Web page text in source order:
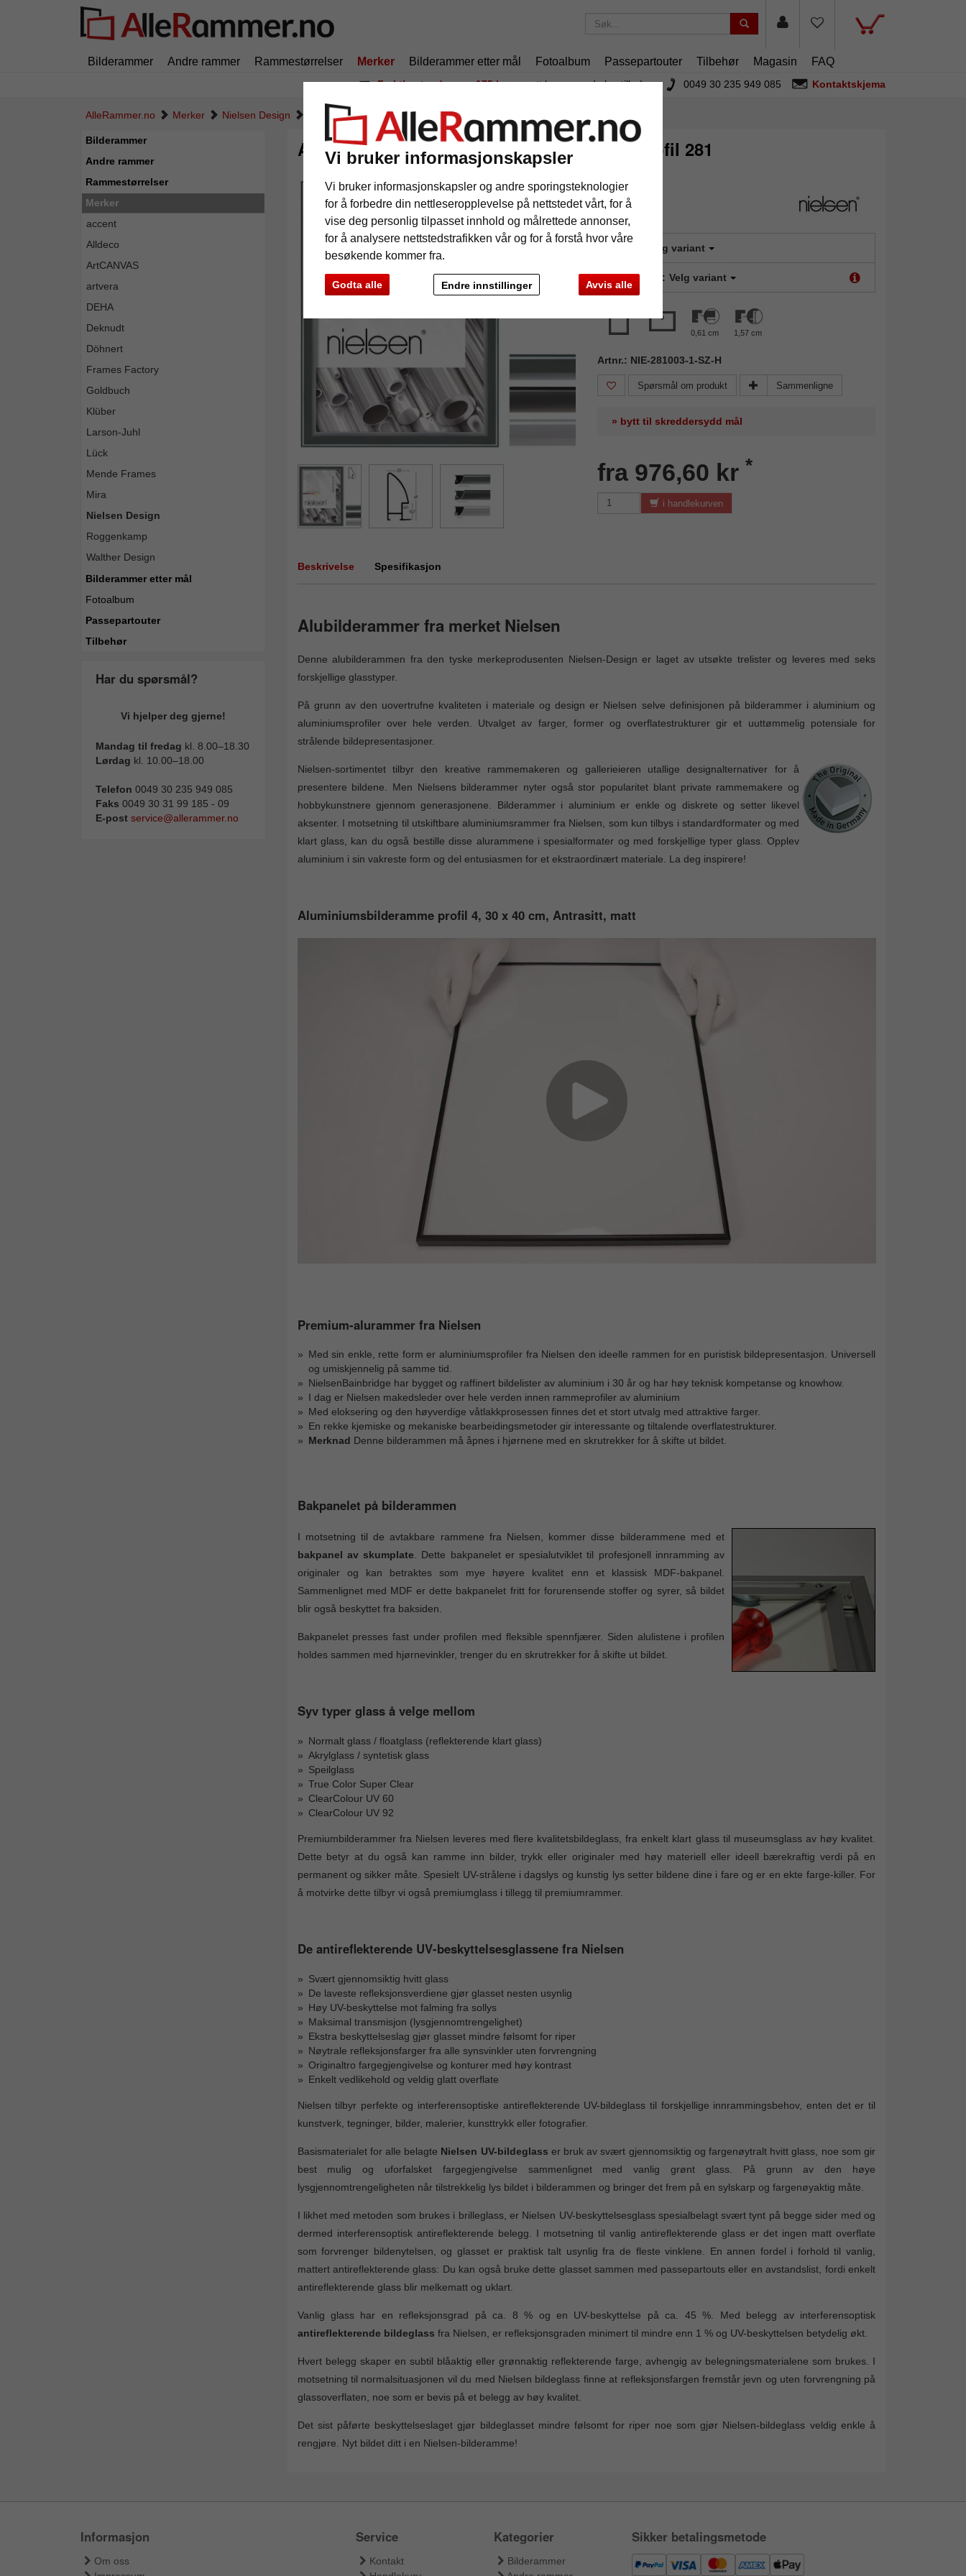
Vi bruker informasjonskapsler
Vi bruker informasjonskapsler og andre sporingsteknologier
for å forbedre din nettleseropplevelse på nettstedet vårt, for å
vise deg personlig tilpasset innhold og målrettede annonser,
for å analysere nettstedstrafikken vår og for å forstå hvor våre
besøkende kommer fra.
Godta alle Avvis alle
Endre innstillinger
Bilderammer Andre rammer Rammestørrelser Merker Bilderammer etter mål Fotoalbum Passepartouter Tilbehør Magasin FAQ
Fraktkostnadene er 175 kruansett hvor mye du bestiller! 0049 30 235 949 085 Kontaktskjema
AlleRammer.no Merker Nielsen Design Aluminiumsbilderamme spesialtilpasset, profil 281
Bilderammer
Andre rammer
Rammestørrelser
Merker
accent
Alldeco
ArtCANVAS
artvera
DEHA
Deknudt
Döhnert
Frames Factory
Goldbuch
Klüber
Larson-Juhl
Lück
Mende Frames
Mira
Nielsen Design
Roggenkamp
Walther Design
Bilderammer etter mål
Fotoalbum
Passepartouter
Tilbehør
Har du spørsmål?
Vi hjelper deg gjerne!
Mandag til fredag kl. 8.00–18.30
Lørdag kl. 10.00–18.00
Telefon 0049 30 235 949 085
Faks 0049 30 31 99 185 - 09
E-post service@allerammer.no
Aluminiumsbilderamme spesialtilpasset, profil 281
Tilbake Videre
Velg variant
Glasstype: Velg variant
0,61 cm 1,57 cm
Artnr.: NIE-281003-1-SZ-H
Spørsmål om produkt Sammenligne
» bytt til skreddersydd mål
fra 976,60 kr *
i handlekurven
Beskrivelse Spesifikasjon
Alubilderammer fra merket Nielsen
Denne alubilderammen fra den tyske merkeprodusenten Nielsen-Design er laget av utsøkte trelister og leveres med seks
forskjellige glasstyper.
På grunn av den uovertrufne kvaliteten i materiale og design er Nielsen selve definisjonen på bilderammer i aluminium og
aluminiumsprofiler over hele verden. Utvalget av farger, former og overflatestrukturer gir et uuttømmelig potensiale for
strålende bildepresentasjoner.
Nielsen-sortimentet tilbyr den kreative rammemakeren og gallerieieren utallige designalternativer for å
presentere bildene. Men Nielsens bilderammer nyter også stor popularitet blant private rammemakere og
hobbykunstnere gjennom generasjonene. Bilderammer i aluminium er enkle og diskrete og setter likevel
aksenter. I motsetning til utskiftbare aluminiumsrammer fra Nielsen, som kun tilbys i standardformater og med
klart glass, kan du også bestille disse alurammene i spesialformater og med forskjellige typer glass. Opplev
aluminium i sin vakreste form og del entusiasmen for et ekstraordinært materiale. La deg inspirere!
Aluminiumsbilderamme profil 4, 30 x 40 cm, Antrasitt, matt
Premium-alurammer fra Nielsen
Med sin enkle, rette form er aluminiumsprofiler fra Nielsen den ideelle rammen for en puristisk bildepresentasjon. Universell
og umiskjennelig på samme tid.
NielsenBainbridge har bygget og raffinert bildelister av aluminium i 30 år og har høy teknisk kompetanse og knowhow.
I dag er Nielsen makedsleder over hele verden innen rammeprofiler av aluminium
Med eloksering og den høyverdige våtlakkprosessen finnes det et stort utvalg med attraktive farger.
En rekke kjemiske og mekaniske bearbeidingsmetoder gir interessante og tiltalende overflatestrukturer.
Merknad Denne bilderammen må åpnes i hjørnene med en skrutrekker for å skifte ut bildet.
Bakpanelet på bilderammen
I motsetning til de avtakbare rammene fra Nielsen, kommer disse bilderammene med et
bakpanel av skumplate . Dette bakpanelet er spesialutviklet til profesjonell innramming av
originaler og kan betraktes som mye høyere kvalitet enn et klassisk MDF-bakpanel.
Sammenlignet med MDF er dette bakpanelet fritt for forurensende stoffer og syrer, så bildet
blir også beskyttet fra baksiden.
Bakpanelet presses fast under profilen med fleksible spennfjærer. Siden alulistene i profilen
holdes sammen med hjørnevinkler, trenger du en skrutrekker for å skifte ut bildet.
Syv typer glass å velge mellom
Normalt glass / floatglass (reflekterende klart glass)
Akrylglass / syntetisk glass
Speilglass
True Color Super Clear
ClearColour UV 60
ClearColour UV 92
Premiumbilderammer fra Nielsen leveres med flere kvalitetsbildeglass, fra enkelt klart glass til museumsglass av høy kvalitet.
Dette betyr at du også kan ramme inn bilder, trykk eller originaler med høy materiell eller ideell bærekraftig verdi på en
permanent og sikker måte. Spesielt UV-strålene i dagslys og kunstig lys setter bildene dine i fare og er en ekte farge-killer. For
å motvirke dette tilbyr vi også premiumglass i tillegg til premiumrammer.
De antireflekterende UV-beskyttelsesglassene fra Nielsen
Svært gjennomsiktig hvitt glass
De laveste refleksjonsverdiene gjør glasset nesten usynlig
Høy UV-beskyttelse mot falming fra sollys
Maksimal transmisjon (lysgjennomtrengelighet)
Ekstra beskyttelseslag gjør glasset mindre følsomt for riper
Nøytrale refleksjonsfarger fra alle synsvinkler uten forvrengning
Originaltro fargegjengivelse og konturer med høy kontrast
Enkelt vedlikehold og veldig glatt overflate
Nielsen tilbyr perfekte og interferensoptiske antireflekterende UV-bildeglass til forskjellige innrammingsbehov, enten det er til
kunstverk, tegninger, bilder, malerier, kunsttrykk eller fotografier.
Basismaterialet for alle belagte Nielsen UV-bildeglass er bruk av svært gjennomsiktig og fargenøytralt hvitt glass, noe som gir
best mulig og uforfalsket fargegjengivelse sammenlignet med vanlig grønt glass. På grunn av den høye
lysgjennomtrengeligheten når tilstrekkelig lys bildet i bilderammen og bringer det frem på en sylskarp og fargenøyaktig måte.
I likhet med metoden som brukes i brilleglass, er Nielsen UV-beskyttelsesglass spesialbelagt svært tynt på begge sider med og
dermed interferensoptisk antireflekterende belegg. I motsetning til vanlig antireflekterende glass er det ingen matt overflate
som forvrenger bildenytelsen, og glasset er praktisk talt usynlig fra de fleste vinklene. En annen fordel i forhold til vanlig,
mattert antireflekterende glass: Du kan også bruke dette glasset sammen med passepartouts eller en avstandslist, fordi enkelt
antireflekterende glass blir melkematt og uklart.
Vanlig glass har en refleksjonsgrad på ca. 8 % og en UV-beskyttelse på ca. 45 %. Med belegg av interferensoptisk
antireflekterende bildeglass fra Nielsen, er refleksjonsgraden minimert til mindre enn 1 % og UV-beskyttelsen betydelig økt.
Hvert belegg skaper en subtil blåaktig eller grønnaktig reflekterende farge, avhengig av belegningsmaterialene som brukes. I
motsetning til normalsituasjonen vil du med Nielsen bildeglass finne at refleksjonsfargen fremstår jevn og uten forvrengning på
glassoverflaten, noe som er bevis på et belegg av høy kvalitet.
Det sist påførte beskyttelseslaget gjør bildeglasset mindre følsomt for riper noe som gjør Nielsen-bildeglass veldig enkle å
rengjøre. Nyt bildet ditt i en Nielsen-bilderamme!
Informasjon
Om oss
Service
Kontakt
Kategorier
Bilderammer
Sikker betalingsmetode